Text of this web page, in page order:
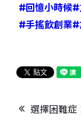
#回憶小時候#
#手搖飲創業#
選擇困難症